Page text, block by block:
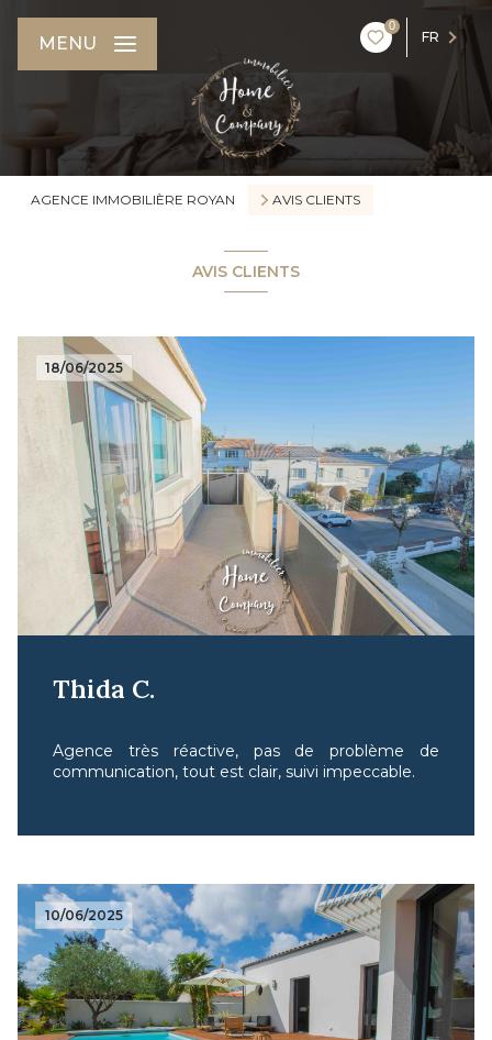
0
FR
MENU
AGENCE IMMOBILIÈRE ROYAN AVIS CLIENTS
AVIS CLIENTS
18/06/2025
Thida C.
Agence très réactive, pas de problème de
communication, tout est clair, suivi impeccable.
10/06/2025